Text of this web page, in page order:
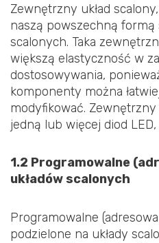
Zewnętrzny układ
naszą powszechną formą
scalonych. Taka
większą elastyczność w
dostosowywania,
komponenty można
modyfikować.
jedną lub więcej diod
1.2 Programowalne
układów scalonych
Programowalne
podzielone na układy